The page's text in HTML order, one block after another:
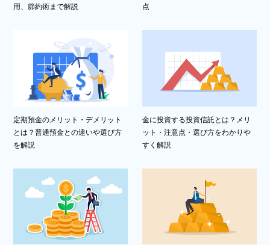
用、節約術まで解説
点
定期預金のメリット・デメリット
とは？普通預金との違いや選び方
を解説
金に投資する投資信託とは？メリ
ット・注意点・選び方をわかりや
すく解説